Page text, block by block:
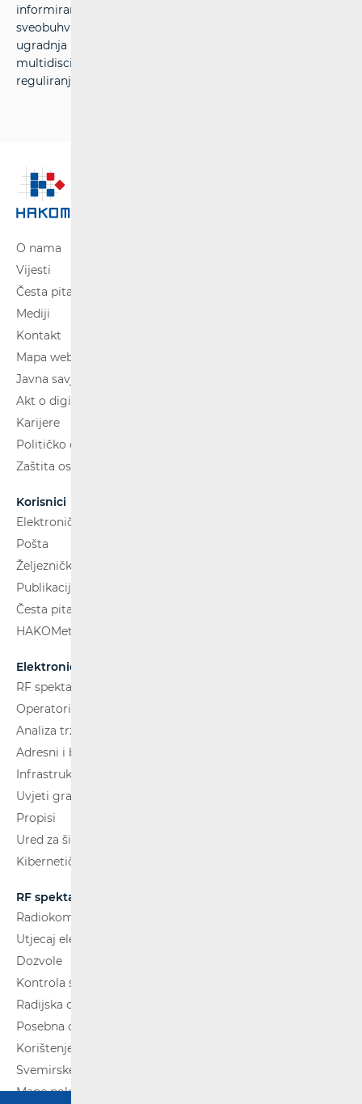
informiranje korisnika, izgradnja učinkovitog i
sveobuhvatnog informacijskog sustava, određivanje i
ugradnja učinkovitih procesa te stjecanje
multidisciplinarnih stručnosti i znanja u području
reguliranja tržišta.
O nama
Vijesti
Česta pitanja
Mediji
Kontakt
Mapa weba
Javna savjetovanja
Akt o digitalnim uslugama
Karijere
Političko oglašavanje
Zaštita osobnih podataka
Korisnici
Elektroničke komunikacije
Pošta
Željeznički putnički prijevoz
Publikacije
Česta pitanja
HAKOMetar
Elektroničke komunikacije
RF spektar
Operatori i usluge
Analiza tržišta
Adresni i brojevni prostor
Infrastruktura
Uvjeti gradnje
Propisi
Ured za širokopojasnost (BCO)
Kibernetička sigurnost
RF spektar
Radiokomunikacije i radiodifuzija
Utjecaj elektromagnetskih polja (EMP)
Dozvole
Kontrola spektra
Radijska oprema
Posebna ovlaštenja
Korištenje WAS/RLAN radijske opreme
Svemirske radijske komunikacije
Mape pokrivenosti